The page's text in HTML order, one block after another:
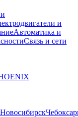
и
Автоматика и
Связь и сети
Новосибирск